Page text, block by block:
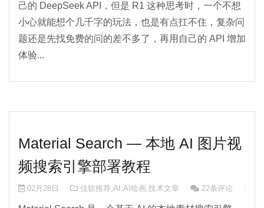
己的 DeepSeek API，但是 R1 这种思考时，一个不想
小心就能想个几千字的玩法，也是有点扛不住，复杂问
题还是先找免费的问的差不多了，再用自己的 API 增加
体验...
Material Search — 本地 AI 图片视
频搜索引擎部署教程
02月28日 佳软推荐,AI ,AI绘画,技术文章 22条评论